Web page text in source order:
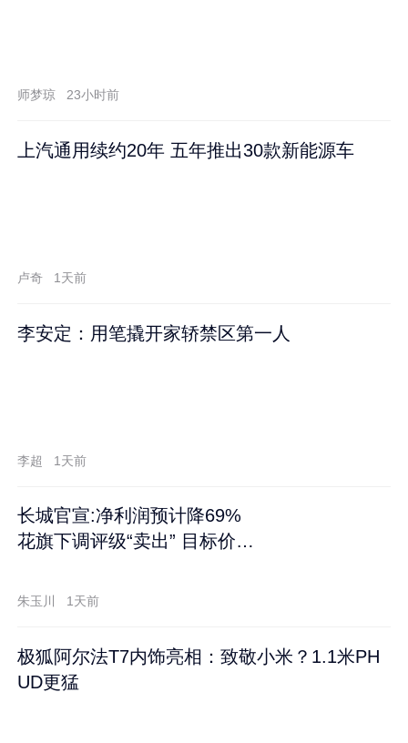
师梦琼 23小时前
上汽通用续约20年 五年推出30款新能源车
卢奇 1天前
李安定：用笔撬开家轿禁区第一人
李超 1天前
长城官宣:净利润预计降69%
花旗下调评级“卖出” 目标价再
朱玉川 1天前
极狐阿尔法T7内饰亮相：致敬小米？1.1米PH
UD更猛